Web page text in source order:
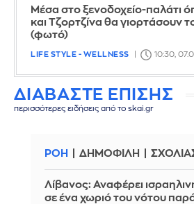
Μέσα στο ξενοδοχείο-παλάτι
και Τζορτζίνα θα γιορτάσουν
(φωτό)
LIFE STYLE - WELLNESS 10:30,
ΔΙΑΒΑΣΤΕ ΕΠΙΣΗΣ
περισσότερες ειδήσεις από το skai.gr
ΡΟΗ ΔΗΜΟΦΙΛΗ
Λίβανος: Αναφέρει
σε ένα χωριό του νότου